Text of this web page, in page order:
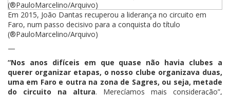
Em 2015, João Dantas recuperou a liderança no circuito em
Faro, num passo decisivo para a conquista do título
(®PauloMarcelino/Arquivo)
—
“Nos anos difíceis em que quase não havia clubes a
querer organizar etapas, o nosso clube organizava duas,
uma em Faro e outra na zona de Sagres, ou seja, metade
do circuito na altura. Merecíamos mais consideração”,